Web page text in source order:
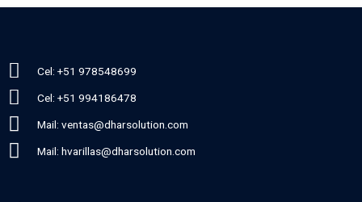
Cel: +51 978548699
Cel: +51 994186478
Mail: ventas@dharsolution.com
Mail: hvarillas@dharsolution.com